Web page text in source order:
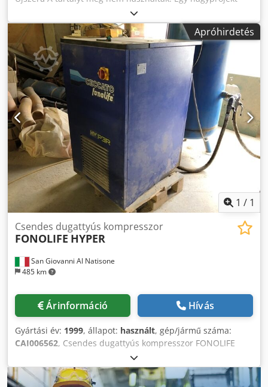
keretében rendelték meg, de soha nem helyezték üzembe.
Gyártó: GEA Típus: Grasso M / EA-5A Gyártási év: 2019
Megengedett üzemi nyomás: 22 bar Térfogatáram: 490
m³/h Saját tömeg: 2100 kg Hűtőközeg: R717 Méretek: 2.200
x 1.180 x 1.940 mm Tartalmazza: AROBA leválasztó-tartály
2400 l, gyártási év: 2019, NH3 / olaj 14,3 bar; -1 / +13 bar;
-40 / +50°C Frekvenciaváltó: Danfoss VLT, 132 kW 2 db
hűtőközeg-szivattyú, gyártó: Hermetic, típus: AGX-3.0,
gy.év: 2019, gyári szám: 400004929, 400004928, Biztonsági
szerelvény, közeg: NH3, gyártó: AMG-Pesch, típus: BR16-
SAF33NC, gyári szám: 2166, horganyzott acél csőállvány.
Dcodpfx Aok Sgwaspyjk
Apróhirdetés
1 / 1
San Giovanni Al Natisone
485 km
Csendes dugattyús kompresszor
FONOLIFE HYPER
Árinformáció Hívás
Gyártási év: 1999, állapot: használt, gép/jármű száma:
CAI006562, Csendes dugattyús kompresszor FONOLIFE
mod. HYPER 7,5 kW - CE, 1999-es évjárat - Feszültség:
380/50 V Dcedpfxsx N Ubno Apyek - Sorozatszám:
CAI006562 - CE - év: 1999